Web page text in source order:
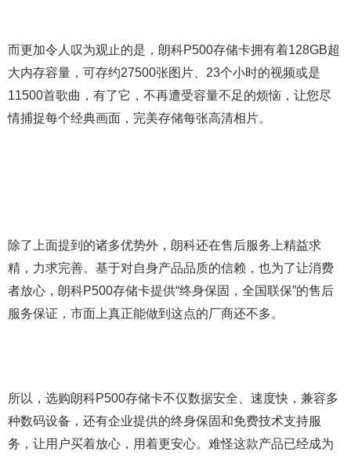
而更加令人叹为观止的是，朗科P500存储卡拥有着128GB超
大内存容量，可存约27500张图片、23个小时的视频或是
11500首歌曲，有了它，不再遭受容量不足的烦恼，让您尽
情捕捉每个经典画面，完美存储每张高清相片。
除了上面提到的诸多优势外，朗科还在售后服务上精益求
精，力求完善。基于对自身产品品质的信赖，也为了让消费
者放心，朗科P500存储卡提供“终身保固，全国联保”的售后
服务保证，市面上真正能做到这点的厂商还不多。
所以，选购朗科P500存储卡不仅数据安全、速度快，兼容多
种数码设备，还有企业提供的终身保固和免费技术支持服
务，让用户买着放心，用着更安心。难怪这款产品已经成为